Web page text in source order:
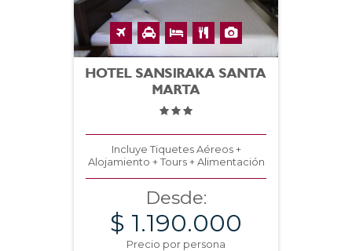
HOTEL SANSIRAKA SANTA
MARTA
Incluye Tiquetes Aéreos +
Alojamiento + Tours + Alimentación
Desde:
$ 1.190.000
Precio por persona